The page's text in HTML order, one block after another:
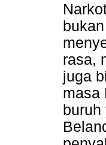
rasa,
juga
masa
buruh